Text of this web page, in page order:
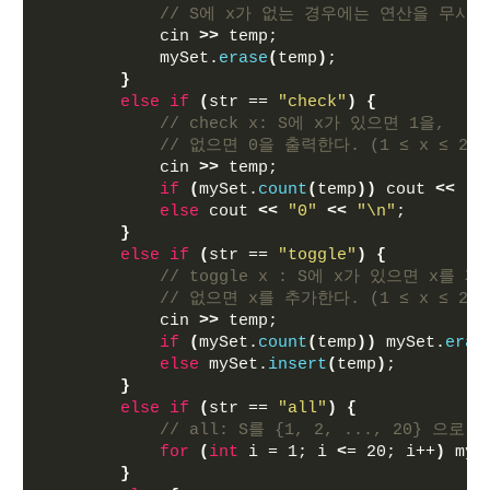
// S에 x가 없는 경우에는 연산을 무시
            cin
>> temp;
            mySet.
erase( temp ) ;
}
else
if ( str == "check" )
{
// check x: S에 x가 있으면 1을,
// 없으면 0을 출력한다. (1 ≤ x ≤ 20)
            cin
>> temp;
if
(mySet. count( temp )) cout <<
else cout << "0" << "\n" ;
}
else
if ( str == "toggle" )
{
// toggle x : S에 x가 있으면 x를 제
// 없으면 x를 추가한다. (1 ≤ x ≤ 20)
            cin
>> temp;
if
(mySet. count( temp )) mySet.
else mySet. insert( temp ) ;
}
else
if ( str == "all" )
{
// all: S를 {1, 2, ..., 20} 으로 바
for
( int i = 1; i <= 20; i++)
}